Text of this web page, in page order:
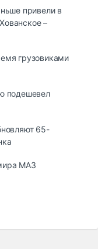
привели в
–
грузовиками
подешевел
65-
МАЗ